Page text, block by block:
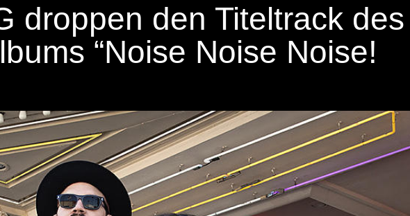
droppen den Titeltrack des
“Noise Noise Noise!